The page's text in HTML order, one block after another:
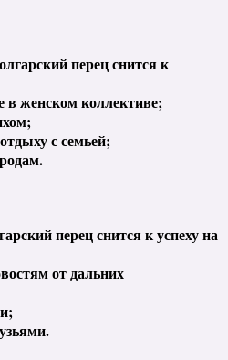
перец снится к
в женском коллективе;
с семьей;
перец снится к успеху на
от дальних